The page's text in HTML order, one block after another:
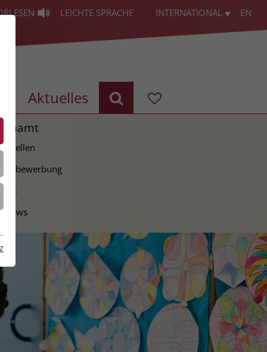
LEICHTE SPRACHE INTERNATIONAL EN
Aktuelles
Stellen